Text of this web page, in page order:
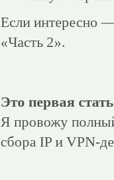
Если интересно
«Часть 2».
Это первая
Я провожу
сбора IP и VPN-